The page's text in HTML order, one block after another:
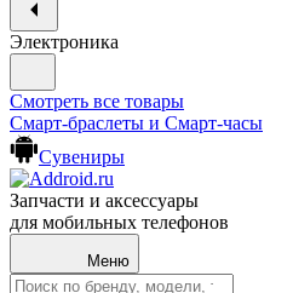
Электроника
Смотреть все товары
Смарт-браслеты и Смарт-часы
Сувениры
Запчасти и аксессуары
для мобильных телефонов
Меню